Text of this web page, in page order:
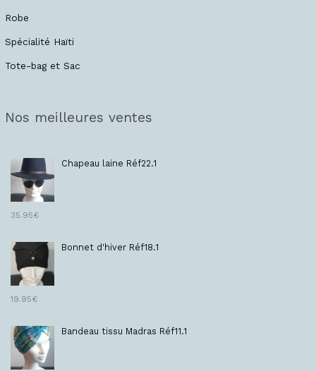
Robe
Spécialité Haïti
Tote-bag et Sac
Nos meilleures ventes
Chapeau laine Réf22.1
35.95€
Bonnet d'hiver Réf18.1
19.95€
Bandeau tissu Madras Réf11.1